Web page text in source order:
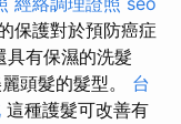
保護對於預防癌症
具有保濕的洗髮
頭髮的髮型。 台
這種護髮可改善有